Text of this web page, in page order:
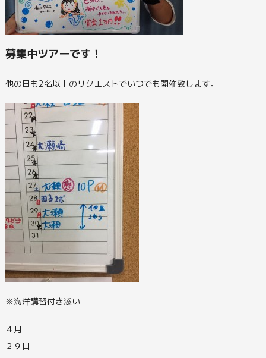
募集中ツアーです！
他の日も2名以上のリクエストでいつでも開催致します。
※海洋講習付き添い
４月
２９日